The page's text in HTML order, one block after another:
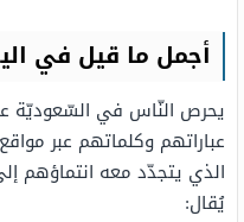
أجمل ما قيل في
يحرص النّاس في السّعوديّة
عباراتهم وكلماتهم عبر
الذي يتجدّد معه انتماؤهم
يُقال: